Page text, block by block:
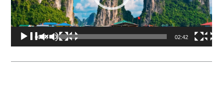
00:00 02:42